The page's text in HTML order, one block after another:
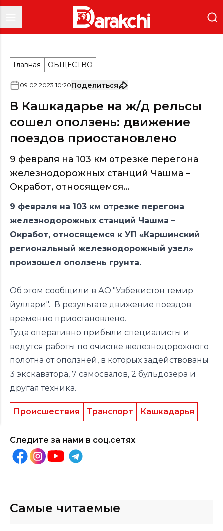
Главная ОБЩЕСТВО
09.02.2023 10:20Поделиться
В Кашкадарье на ж/д рельсы
сошел оползень: движение
поездов приостановлено
9 февраля на 103 км отрезке перегона
железнодорожных станций Чашма –
Окработ, относящемся...
9 февраля на 103 км отрезке перегона
железнодорожных станций Чашма –
Окработ, относящемся к УП «Каршинский
региональный железнодорожный узел»
произошел оползень грунта.
Об этом сообщили в АО "Узбекистон темир
йуллари". В результате движение поездов
временно приостановлено.
Туда оперативно прибыли специалисты и
ведутся работы по очистке железнодорожного
полотна от оползней, в которых задействованы
3 экскаватора, 7 самосвалов, 2 бульдозера и
другая техника.
Происшествия Транспорт Кашкадарья
Следите за нами в соц.сетях
Самые читаемые